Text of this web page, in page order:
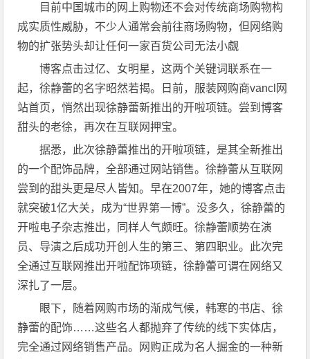
目前中国城市的网上购物还不会对传统商场购物构
成实质性威胁，不少人通常会前往商场购物，但网络购
物的扩张势头却让任何一家百货公司无法小觑
博客点击过亿、女明星，这两个关键词联系在一
起，徐静蕾的名字昭然若揭。日前，服装网购商vancl网
站首页，悄然出现徐静蕾新推出的开啦项链。尝到博客
甜头的老徐，再次在互联网押宝。
据悉，此次徐静蕾推出的开啦项链，是其全新推出
的一个配饰品牌，全部通过网站销售。徐静蕾从互联网
尝到的甜头更是尽人皆知。早在2007年，她的博客点击
就突破1亿大关，成为“世界第一博”。没多久，徐静蕾的
开啦电子杂志推出，同样人气颇旺。徐静蕾顺势在演
员、导演之后成功开创人生的第三、第四职业。此次完
全通过互联网推出开啦配饰项链，徐静蕾可谓在网络又
深扎了一层。
眼下，随着网购市场的渐成气候，韩寒的书店、徐
静蕾的配饰……这些名人都抛弃了传统的线下实体店，
完全通过网络销售产品。网购正成为名人掘金的一种新